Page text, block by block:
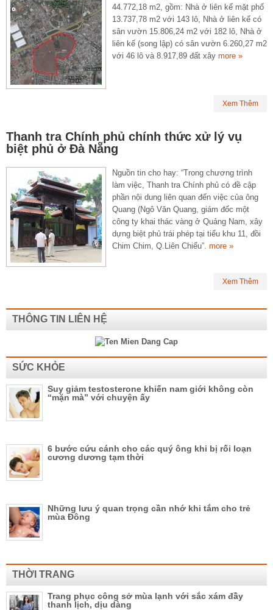
44.772,18 m2, gồm: Nhà ở liên kế mặt phố
13.737,78 m2 với 143 lô, Nhà ở liên kế có
sân vườn 15.806,24 m2 với 182 lô, Nhà ở
liên kế (song lập) có sân vườn 6.260,27 m2
với 46 lô và 8.917,89 đất xây more »
Xem Thêm
Thanh tra Chính phủ chính thức xử lý vụ
biệt phủ ở Đà Nẵng
Nguồn tin cho hay: “Trong chương trình
làm việc, Thanh tra Chính phủ có đề cập
phần nội dung liên quan đến việc của ông
Quang (Ngô Văn Quang, giám đốc một
công ty khai thác vàng ở Quảng Nam, xây
dựng biệt phủ trái phép tại tiểu khu 11, đồi
Chim Chim, Q.Liên Chiểu”. more »
Xem Thêm
THÔNG TIN LIÊN HỆ
SỨC KHỎE
Suy giảm testosterone khiến nam giới không còn
“mặn mà” với chuyện ấy
6 bước cứu cánh cho các quý ông khi bị rối loạn
cương dương tạm thời
Những lưu ý quan trọng cần nhớ khi tắm cho trẻ
mùa Đông
THỜI TRANG
Trang phục công sở mùa lạnh với sắc xám đầy
thanh lịch, dịu dàng